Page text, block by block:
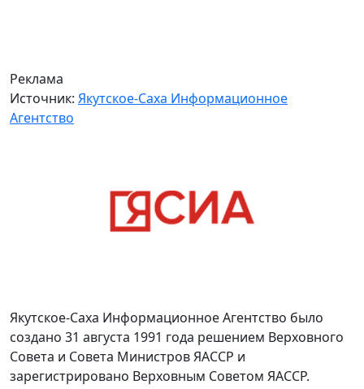
Реклама
Источник: Якутское-Саха Информационное
Агентство
Якутское-Саха Информационное Агентство было
создано 31 августа 1991 года решением Верховного
Совета и Совета Министров ЯАССР и
зарегистрировано Верховным Советом ЯАССР.